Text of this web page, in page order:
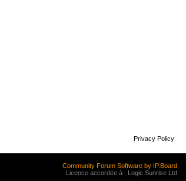
Privacy Policy
Community Forum Software by IP.Board
Licence accordée à : Logic Sunrise Ltd